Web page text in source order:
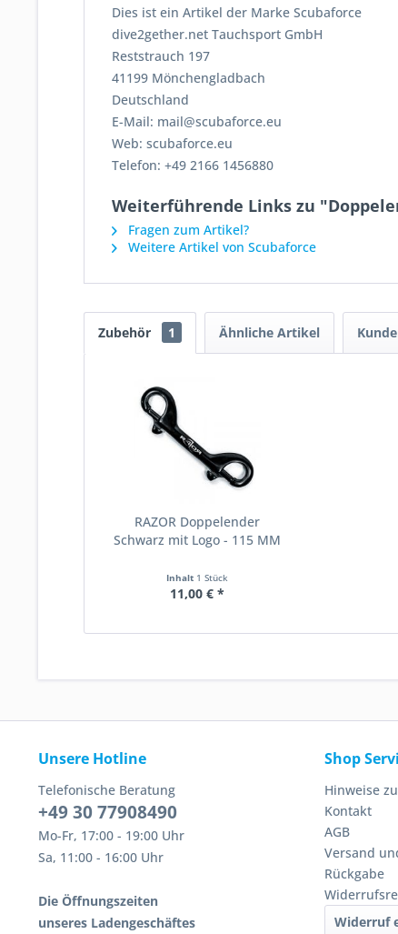
Dies ist ein Artikel der Marke Scubaforce
dive2gether.net Tauchsport GmbH
Reststrauch 197
41199 Mönchengladbach
Deutschland
E-Mail: mail@scubaforce.eu
Web: scubaforce.eu
Telefon: +49 2166 1456880
Weiterführende Links zu
Fragen zum Artikel?
Weitere Artikel von Scubaforce
Zubehör 1 Ähnliche Artikel
RAZOR Doppelender
Schwarz mit Logo - 115 MM
Inhalt 1 Stück
11,00 € *
Unsere Hotline
Telefonische Beratung
+49 30 77908490
Mo-Fr, 17:00 - 19:00 Uhr
Sa, 11:00 - 16:00 Uhr
Die Öffnungszeiten
unseres Ladengeschäftes
Shop
Hinweise
Kontakt
AGB
Versand
Rückgabe
Widerruf